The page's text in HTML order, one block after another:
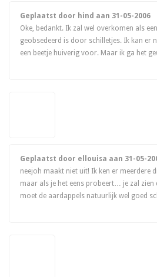
Geplaatst door hind aan 31-05-2006
Oke, bedankt. Ik zal wel overkomen als
geobsedeerd is door schilletjes. Ik kan er
een beetje huiverig voor. Maar ik ga het
Geplaatst door ellouisa aan 31-05-
neejoh maakt niet uit! Ik ken er meerdere
maar als je het eens probeert… je zal zien
moet de aardappels natuurlijk wel goed